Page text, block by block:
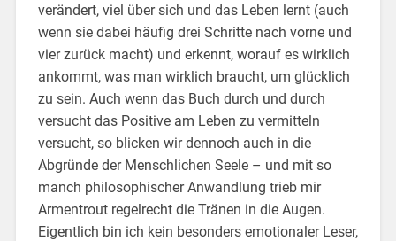
verändert, viel über sich und das Leben lernt (auch
wenn sie dabei häufig drei Schritte nach vorne und
vier zurück macht) und erkennt, worauf es wirklich
ankommt, was man wirklich braucht, um glücklich
zu sein. Auch wenn das Buch durch und durch
versucht das Positive am Leben zu vermitteln
versucht, so blicken wir dennoch auch in die
Abgründe der Menschlichen Seele – und mit so
manch philosophischer Anwandlung trieb mir
Armentrout regelrecht die Tränen in die Augen.
Eigentlich bin ich kein besonders emotionaler Leser,